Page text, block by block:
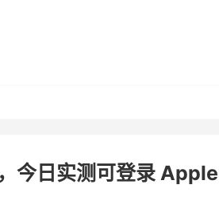
今日实测可登录 Apple